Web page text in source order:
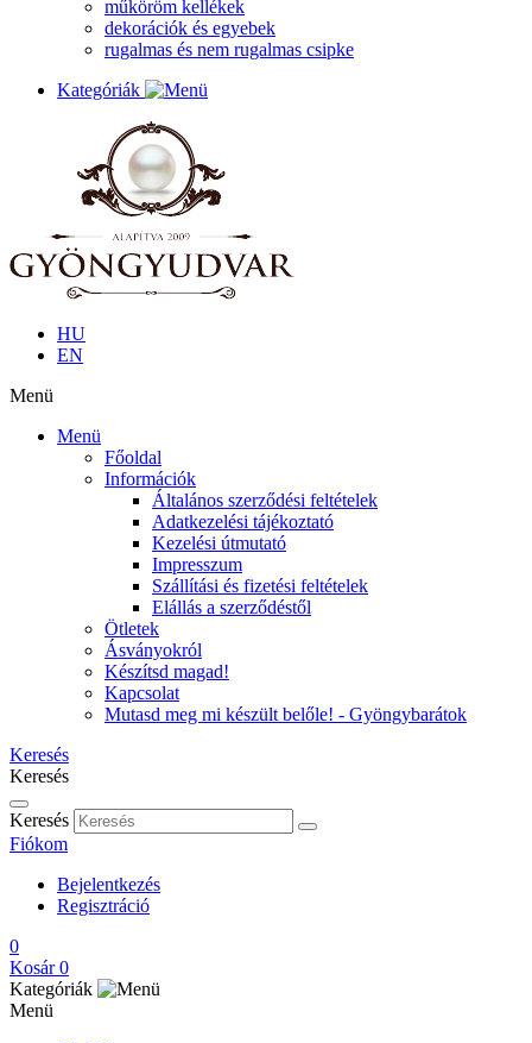
műköröm kellékek
dekorációk és egyebek
rugalmas és nem rugalmas csipke
Kategóriák
HU
EN
Menü
Menü
Főoldal
Információk
Általános szerződési feltételek
Adatkezelési tájékoztató
Kezelési útmutató
Impresszum
Szállítási és fizetési feltételek
Elállás a szerződéstől
Ötletek
Ásványokról
Készítsd magad!
Kapcsolat
Mutasd meg mi készült belőle! - Gyöngybarátok
Keresés
Keresés
Keresés
Fiókom
Bejelentkezés
Regisztráció
0
Kosár 0
Kategóriák
Menü